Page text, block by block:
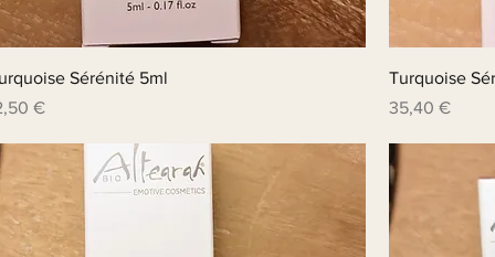
Sérénité 5ml
€
Turquoise
Prix
35,40 €